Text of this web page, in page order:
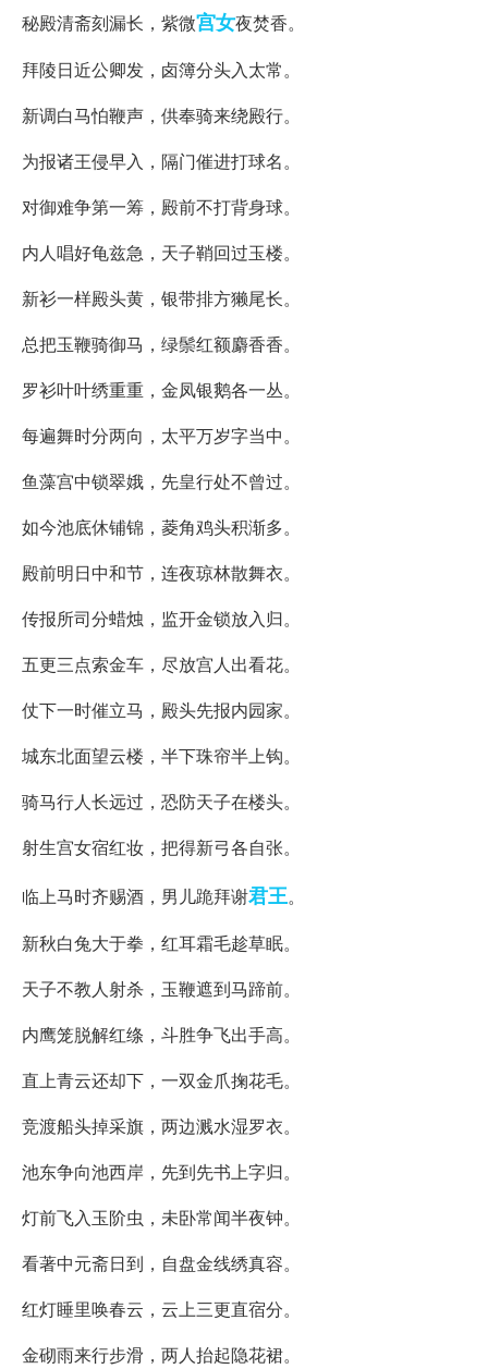
秘殿清斋刻漏长，紫微宫女夜焚香。
拜陵日近公卿发，卤簿分头入太常。
新调白马怕鞭声，供奉骑来绕殿行。
为报诸王侵早入，隔门催进打球名。
对御难争第一筹，殿前不打背身球。
内人唱好龟兹急，天子鞘回过玉楼。
新衫一样殿头黄，银带排方獭尾长。
总把玉鞭骑御马，绿鬃红额麝香香。
罗衫叶叶绣重重，金凤银鹅各一丛。
每遍舞时分两向，太平万岁字当中。
鱼藻宫中锁翠娥，先皇行处不曾过。
如今池底休铺锦，菱角鸡头积渐多。
殿前明日中和节，连夜琼林散舞衣。
传报所司分蜡烛，监开金锁放入归。
五更三点索金车，尽放宫人出看花。
仗下一时催立马，殿头先报内园家。
城东北面望云楼，半下珠帘半上钩。
骑马行人长远过，恐防天子在楼头。
射生宫女宿红妆，把得新弓各自张。
临上马时齐赐酒，男儿跪拜谢君王。
新秋白兔大于拳，红耳霜毛趁草眠。
天子不教人射杀，玉鞭遮到马蹄前。
内鹰笼脱解红绦，斗胜争飞出手高。
直上青云还却下，一双金爪掬花毛。
竞渡船头掉采旗，两边溅水湿罗衣。
池东争向池西岸，先到先书上字归。
灯前飞入玉阶虫，未卧常闻半夜钟。
看著中元斋日到，自盘金线绣真容。
红灯睡里唤春云，云上三更直宿分。
金砌雨来行步滑，两人抬起隐花裙。